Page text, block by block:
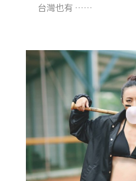
台灣也有 ……